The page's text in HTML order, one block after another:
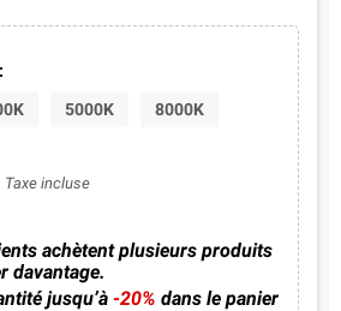
5000K 8000K
Taxe incluse
achètent plusieurs produits
davantage.
jusqu’à-20% dans le panier